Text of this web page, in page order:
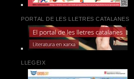
PORTAL DE LES LLETRES CATALANES
LLEGEIX